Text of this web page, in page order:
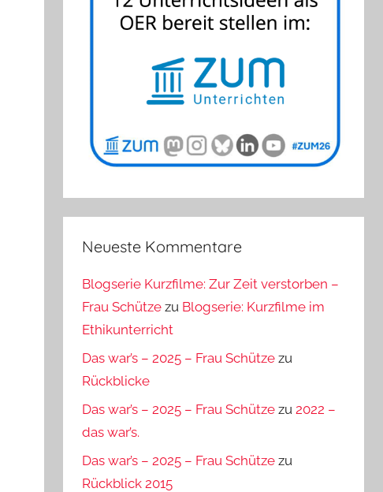
Neueste Kommentare
Blogserie Kurzfilme: Zur Zeit verstorben –
Frau Schütze zu Blogserie: Kurzfilme im
Ethikunterricht
Das war’s – 2025 – Frau Schütze zu
Rückblicke
Das war’s – 2025 – Frau Schütze zu 2022 –
das war’s.
Das war’s – 2025 – Frau Schütze zu
Rückblick 2015